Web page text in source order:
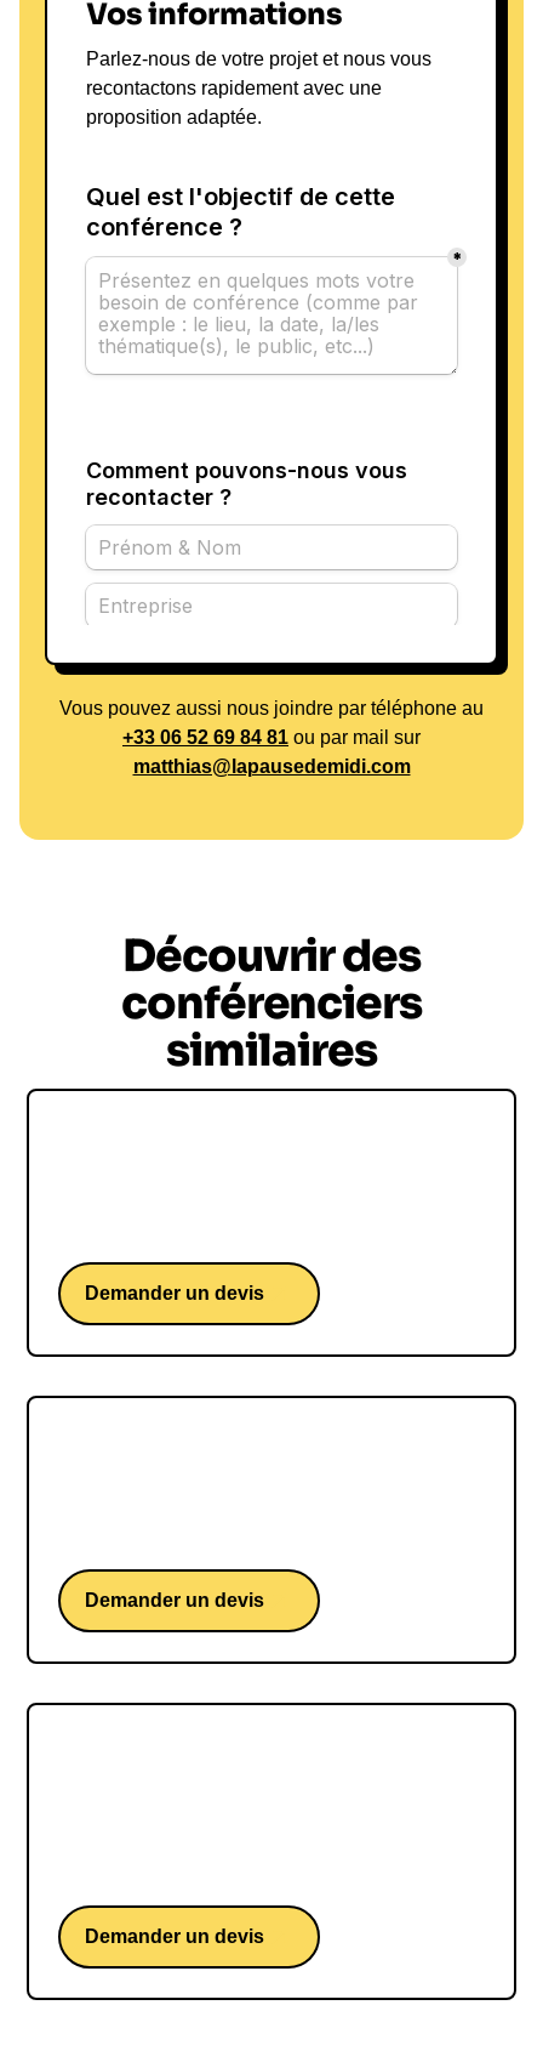
Vos informations
Parlez-nous de votre projet et nous vous
recontactons rapidement avec une
proposition adaptée.
Vous pouvez aussi nous joindre par téléphone au
+33 06 52 69 84 81 ou par mail sur
matthias@lapausedemidi.com
Découvrir des
conférenciers
similaires
Demander un devis
Demander un devis
Demander un devis